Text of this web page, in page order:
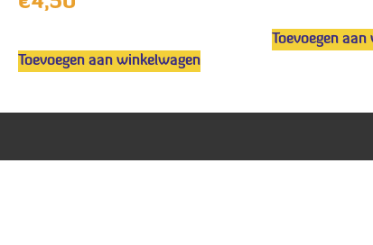
Toevoegen aan winkelwagen
Toevoegen